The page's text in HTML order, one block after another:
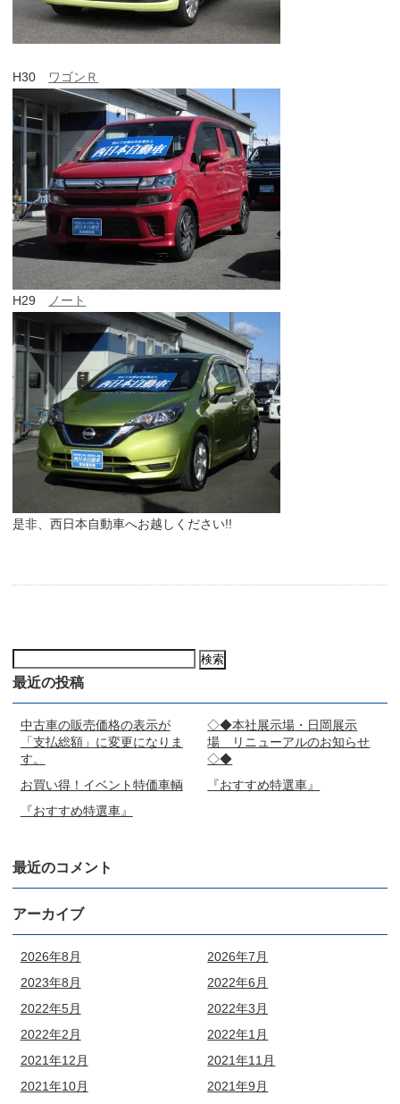
H30 ワゴンＲ
H29 ノート
是非、西日本自動車へお越しください!!
索:
最近の投稿
中古車の販売価格の表示が
「支払総額」に変更になりま
す。
◇◆本社展示場・日岡展示
場 リニューアルのお知らせ
◇◆
お買い得！イベント特価車輌
『おすすめ特選車』
『おすすめ特選車』
最近のコメント
アーカイブ
2026年8月
2026年7月
2023年8月
2022年6月
2022年5月
2022年3月
2022年2月
2022年1月
2021年12月
2021年11月
2021年10月
2021年9月